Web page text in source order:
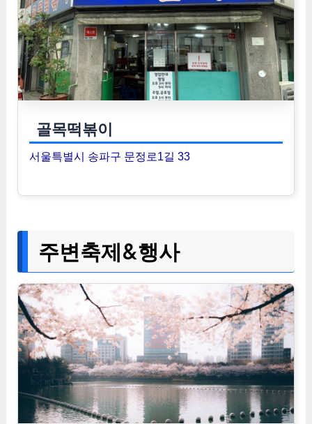
골목떡볶이
서울특별시 송파구 문정로1길 33
주변축제&행사